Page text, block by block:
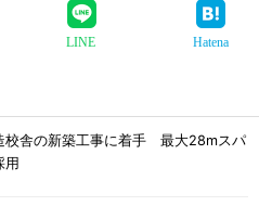
LINE Hatena
校舎の新築工事に着手 最大28mスパ
用